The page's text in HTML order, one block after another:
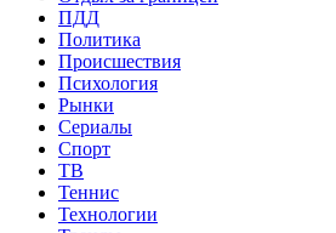
ПДД
Политика
Происшествия
Психология
Рынки
Сериалы
Спорт
ТВ
Теннис
Технологии